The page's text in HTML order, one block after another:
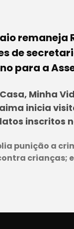
remaneja
de
para a
Minha
inicia
inscritos
punição a
crianças;